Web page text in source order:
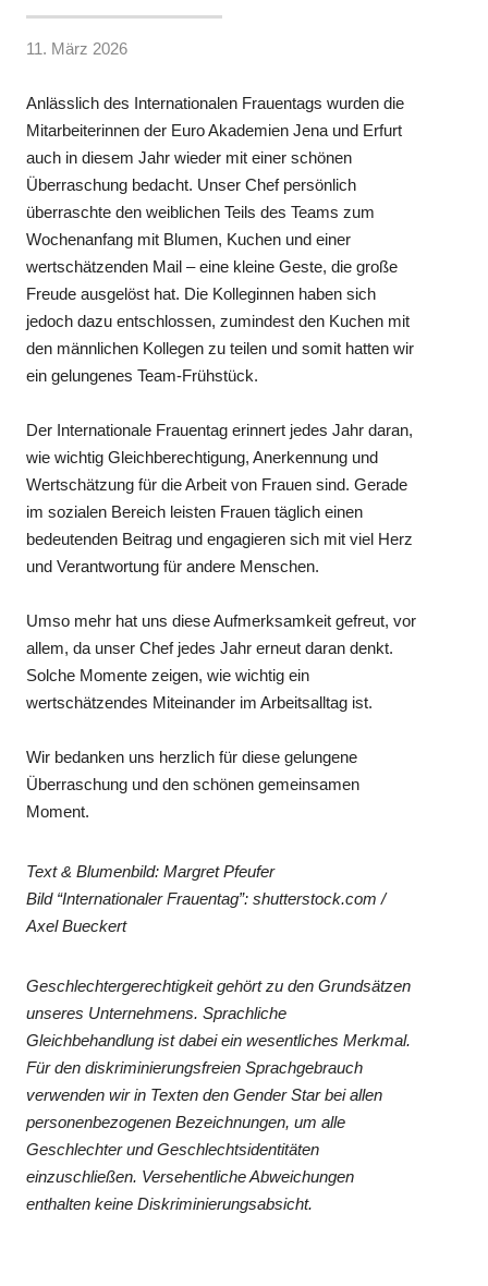
11. März 2026
Anlässlich des Internationalen Frauentags wurden die
Mitarbeiterinnen der Euro Akademien Jena und Erfurt
auch in diesem Jahr wieder mit einer schönen
Überraschung bedacht. Unser Chef persönlich
überraschte den weiblichen Teils des Teams zum
Wochenanfang mit Blumen, Kuchen und einer
wertschätzenden Mail – eine kleine Geste, die große
Freude ausgelöst hat. Die Kolleginnen haben sich
jedoch dazu entschlossen, zumindest den Kuchen mit
den männlichen Kollegen zu teilen und somit hatten wir
ein gelungenes Team-Frühstück.
Der Internationale Frauentag erinnert jedes Jahr daran,
wie wichtig Gleichberechtigung, Anerkennung und
Wertschätzung für die Arbeit von Frauen sind. Gerade
im sozialen Bereich leisten Frauen täglich einen
bedeutenden Beitrag und engagieren sich mit viel Herz
und Verantwortung für andere Menschen.
Umso mehr hat uns diese Aufmerksamkeit gefreut, vor
allem, da unser Chef jedes Jahr erneut daran denkt.
Solche Momente zeigen, wie wichtig ein
wertschätzendes Miteinander im Arbeitsalltag ist.
Wir bedanken uns herzlich für diese gelungene
Überraschung und den schönen gemeinsamen
Moment.
Text & Blumenbild: Margret Pfeufer
Bild “Internationaler Frauentag”: shutterstock.com /
Axel Bueckert
Geschlechtergerechtigkeit gehört zu den Grundsätzen
unseres Unternehmens. Sprachliche
Gleichbehandlung ist dabei ein wesentliches Merkmal.
Für den diskriminierungsfreien Sprachgebrauch
verwenden wir in Texten den Gender Star bei allen
personenbezogenen Bezeichnungen, um alle
Geschlechter und Geschlechtsidentitäten
einzuschließen. Versehentliche Abweichungen
enthalten keine Diskriminierungsabsicht.